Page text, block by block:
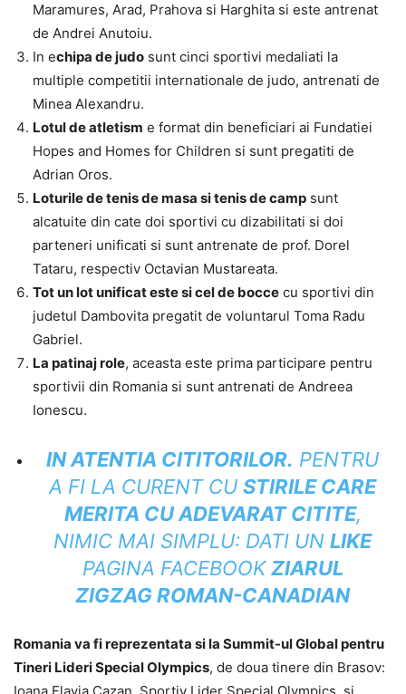
Maramures, Arad, Prahova si Harghita si este antrenat
de Andrei Anutoiu.
In echipa de judo sunt cinci sportivi medaliati la
multiple competitii internationale de judo, antrenati de
Minea Alexandru.
Lotul de atletism e format din beneficiari ai Fundatiei
Hopes and Homes for Children si sunt pregatiti de
Adrian Oros.
Loturile de tenis de masa si tenis de camp sunt
alcatuite din cate doi sportivi cu dizabilitati si doi
parteneri unificati si sunt antrenate de prof. Dorel
Tataru, respectiv Octavian Mustareata.
Tot un lot unificat este si cel de bocce cu sportivi din
judetul Dambovita pregatit de voluntarul Toma Radu
Gabriel.
La patinaj role, aceasta este prima participare pentru
sportivii din Romania si sunt antrenati de Andreea
Ionescu.
IN ATENTIA CITITORILOR. PENTRU
A FI LA CURENT CU STIRILE CARE
MERITA CU ADEVARAT CITITE,
NIMIC MAI SIMPLU: DATI UN LIKE
PAGINA FACEBOOKZIARUL
ZIGZAG ROMAN-CANADIAN
Romania va fi reprezentata si la Summit-ul Global pentru
Tineri Lideri Special Olympics, de doua tinere din Brasov: